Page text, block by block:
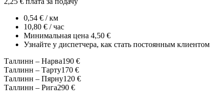
0,54 € / км
10,80 € / час
Минимальная цена 4,50 €
Узнайте у диспетчера, как стать постоянным клиентом
Таллинн – Нарва190 €
Таллинн – Тарту170 €
Таллинн – Пярну120 €
Таллинн – Рига290 €